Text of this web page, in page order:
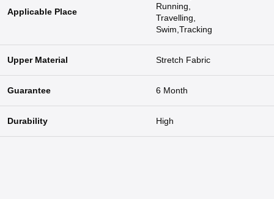
Applicable Place
Running,
Travelling,
Swim,Tracking
Upper Material Stretch Fabric
Guarantee 6 Month
Durability High